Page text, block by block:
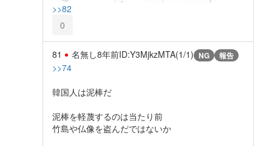
>>82
0
81 名無し8年前ID:Y3MjkzMTA(1/1) NG 報告
>>74
韓国人は泥棒だ
泥棒を軽蔑するのは当たり前
竹島や仏像を盗んだではないか